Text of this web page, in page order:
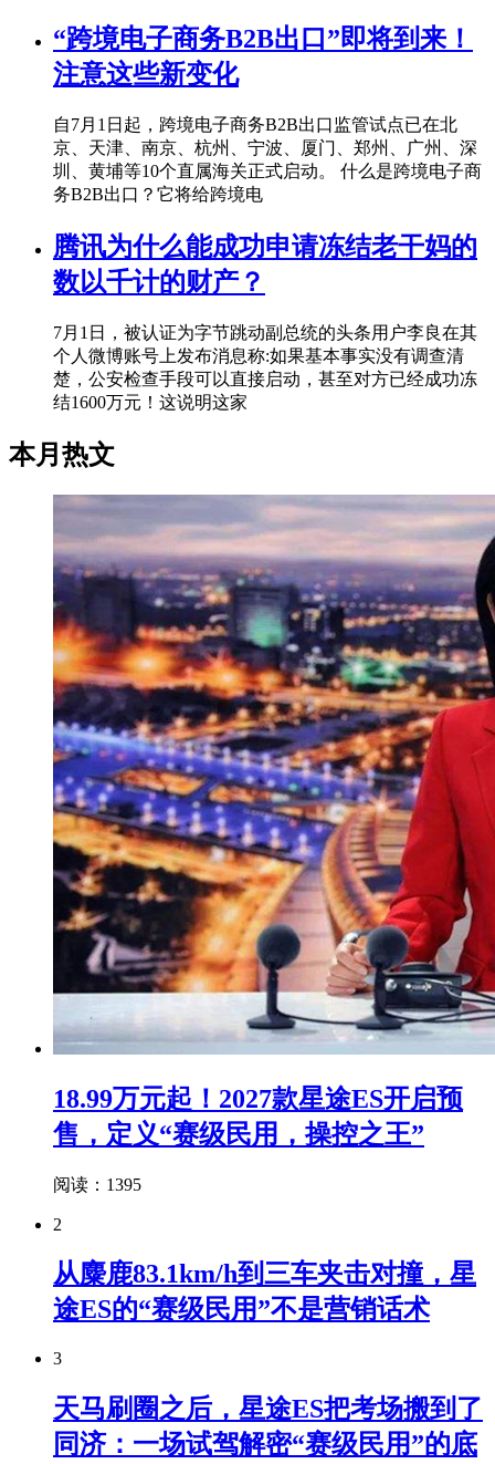
“跨境电子商务B2B出口”即将到来！
注意这些新变化
自7月1日起，跨境电子商务B2B出口监管试点已在北
京、天津、南京、杭州、宁波、厦门、郑州、广州、深
圳、黄埔等10个直属海关正式启动。 什么是跨境电子商
务B2B出口？它将给跨境电
腾讯为什么能成功申请冻结老干妈的
数以千计的财产？
7月1日，被认证为字节跳动副总统的头条用户李良在其
个人微博账号上发布消息称:如果基本事实没有调查清
楚，公安检查手段可以直接启动，甚至对方已经成功冻
结1600万元！这说明这家
本月热文
18.99万元起！2027款星途ES开启预
售，定义“赛级民用，操控之王”
阅读：1395
2
从麋鹿83.1km/h到三车夹击对撞，星
途ES的“赛级民用”不是营销话术
3
天马刷圈之后，星途ES把考场搬到了
同济：一场试驾解密“赛级民用”的底